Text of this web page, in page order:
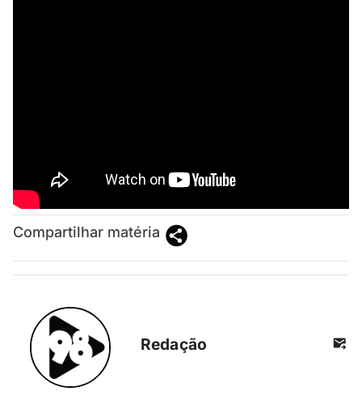
Compartilhar matéria
Redação